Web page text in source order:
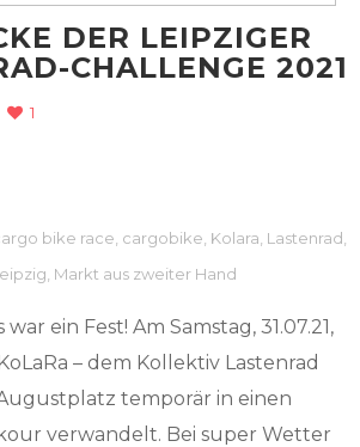
DER LEIPZIGER
CHALLENGE 2021
1
bike race cargobike Kolara Lastenrad
Markt aus zweiter Hand
war ein Fest! Am Samstag, 31.07.21,
– dem Kollektiv Lastenrad
temporär in einen
verwandelt. Bei super Wetter